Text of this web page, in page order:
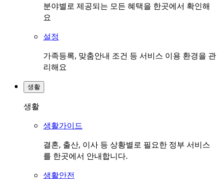
분야별로 제공되는 모든 혜택을 한곳에서 확인해
요
설정
가족등록, 맞춤안내 조건 등 서비스 이용 환경을 관
리해요
생활
생활
생활가이드
결혼, 출산, 이사 등 상황별로 필요한 정부 서비스
를 한곳에서 안내합니다.
생활안전